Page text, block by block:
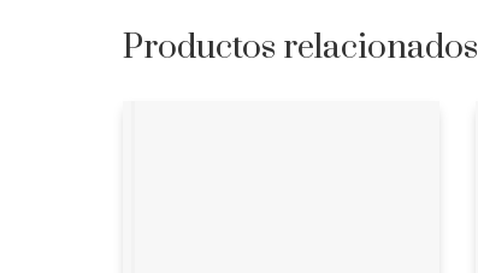
Productos relacionados